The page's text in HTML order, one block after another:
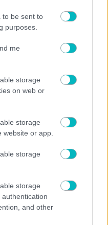
to be sent to
purposes.
me
storage
on web or
storage
website or app.
storage
storage
and other
Καπ ανάμεσα σε ΑΕΚ